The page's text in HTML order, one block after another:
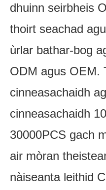
dhuinn seirbheis
thoirt seachad
ùrlar bathar-bog
ODM agus OEM.
cinneasachaidh
cinneasachaidh
30000PCS gach
air mòran
nàiseanta leithid